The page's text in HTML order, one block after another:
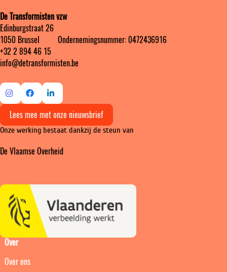
De Transformisten vzw
Edinburgstraat 26
1050 Brussel ‎ ‎‎‎ ‎ ‎ ‎ ‎ ‎ ‎ Ondernemingsnummer: 0472436916
+32 2 894 46 15
info@detransformisten.be
Ga
naar
Instagram
naar
Facebook
Ga
naar
LinkedIn
Over
Over ons
Lees mee met onze nieuwsbrief
Onze werking bestaat dankzij de steun van
De Vlaamse Overheid